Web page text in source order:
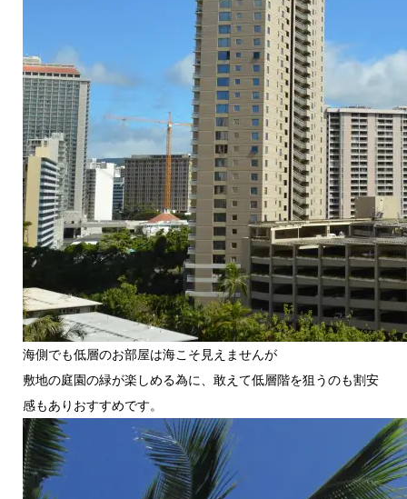
海側でも低層のお部屋は海こそ見えませんが
敷地の庭園の緑が楽しめる為に、敢えて低層階を狙うのも割安
感もありおすすめです。